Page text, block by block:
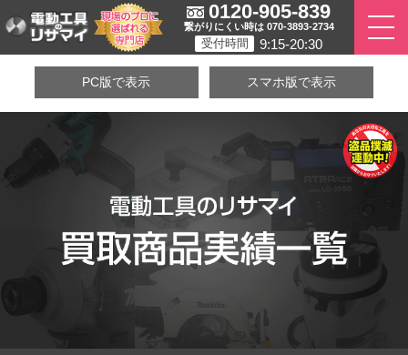
0120-905-839
繋がりにくい時は 070-3893-2734
受付時間 9:15-20:30
PC版で表示 スマホ版で表示